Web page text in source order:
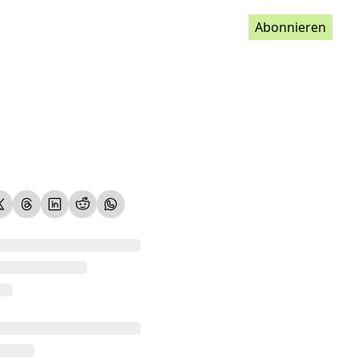
Abonnieren